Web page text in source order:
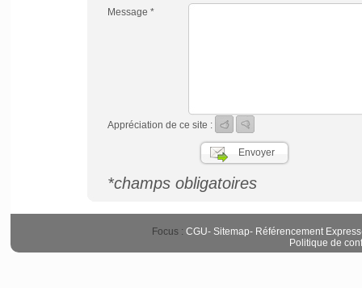
Message *
Appréciation de ce site :
*champs obligatoires
Focus : CGU- Sitemap- Référencement Express
Politique de